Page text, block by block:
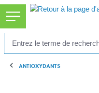
principal
ANTIOXYDANTS